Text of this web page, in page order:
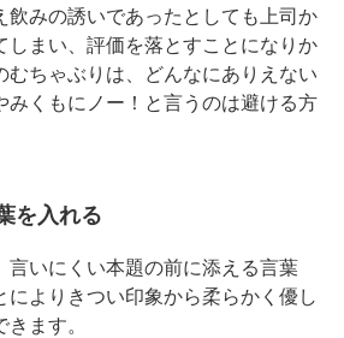
飲みの誘いであったとしても上司か
しまい、評価を落とすことになりか
むちゃぶりは、どんなにありえない
みくもにノー！と言うのは避ける方
を入れる
言いにくい本題の前に添える言葉
によりきつい印象から柔らかく優し
ます。